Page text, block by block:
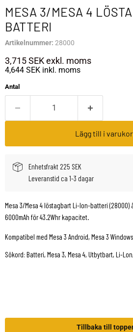
MESA 3/MESA 4
BATTERI
Artikelnummer: 28000
3,715 SEKexkl. moms
4,644 SEK inkl. moms
Antal
Lägg till i
Enhetsfrakt 225 SEK
Leveranstid ca 1-3 dagar
Mesa 3/Mesa 4 löstagbart Li-Ion-batteri (28000)
6000mAh för 43.2Whr kapacitet.
Kompatibel med Mesa 3 Android, Mesa 3
Sökord: Batteri, Mesa 3, Mesa 4, Utbytbart, Li-
Tillbaka till